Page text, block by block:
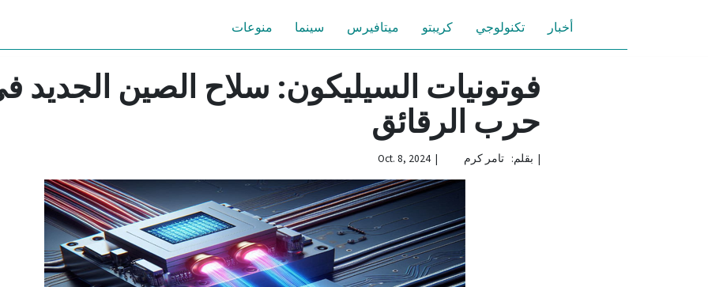
أخبار تكنولوجي كريبتو ميتافيرس سينما منوعات
فوتونيات السيليكون: سلاح الصين الجديد
حرب الرقائق
| بقلم: تامر كرم | Oct. 8, 2024